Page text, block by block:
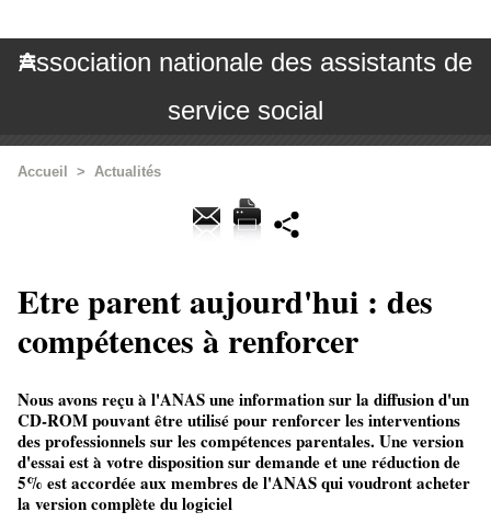
Association nationale des assistants de
service social
Accueil > Actualités
Etre parent aujourd'hui : des
compétences à renforcer
Nous avons reçu à l'ANAS une information sur la diffusion d'un
CD-ROM pouvant être utilisé pour renforcer les interventions
des professionnels sur les compétences parentales. Une version
d'essai est à votre disposition sur demande et une réduction de
5% est accordée aux membres de l'ANAS qui voudront acheter
la version complète du logiciel